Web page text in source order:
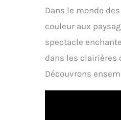
Dans le monde
couleur aux
spectacle
dans les clairières
Découvrons